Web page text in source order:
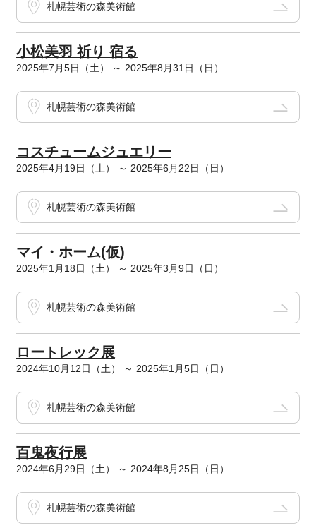
札幌芸術の森美術館
小松美羽 祈り 宿る
2025年7月5日（土） ～ 2025年8月31日（日）
札幌芸術の森美術館
コスチュームジュエリー
2025年4月19日（土） ～ 2025年6月22日（日）
札幌芸術の森美術館
マイ・ホーム(仮)
2025年1月18日（土） ～ 2025年3月9日（日）
札幌芸術の森美術館
ロートレック展
2024年10月12日（土） ～ 2025年1月5日（日）
札幌芸術の森美術館
百鬼夜行展
2024年6月29日（土） ～ 2024年8月25日（日）
札幌芸術の森美術館